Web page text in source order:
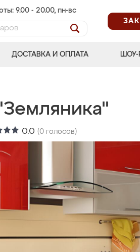
9.00 - 20.00, пн-вс
ДОСТАВКА И ОПЛАТА ШОУ-
0.0 (0 голосов)